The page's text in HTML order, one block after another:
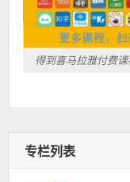
得到喜马拉雅付费
专栏列表